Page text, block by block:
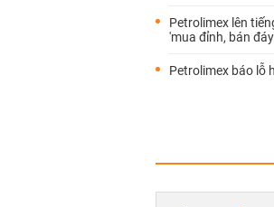
Petrolimex lên
'mua đỉnh, bán
Petrolimex báo lỗ